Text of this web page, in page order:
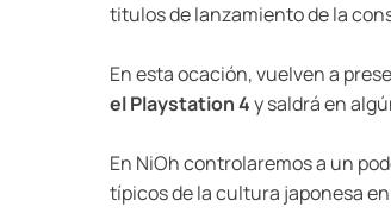
titulos de lanzamiento de la
En esta ocación, vuelven a
el Playstation 4y saldrá en
En NiOh controlaremos a un
típicos de la cultura japonesa